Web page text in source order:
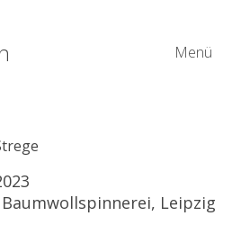
Menü
Baumwollspinnerei, Leipzig